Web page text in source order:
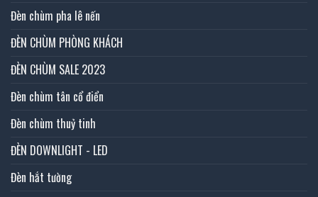
Đèn chùm pha lê nến
ĐÈN CHÙM PHÒNG KHÁCH
ĐÈN CHÙM SALE 2023
Đèn chùm tân cổ điển
Đèn chùm thuỷ tinh
ĐÈN DOWNLIGHT - LED
Đèn hắt tường